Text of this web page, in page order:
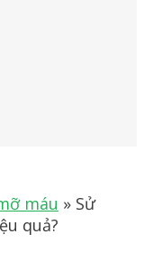
máu » Sử
quả?